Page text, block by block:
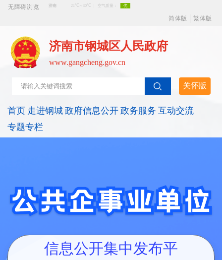
无障碍浏览
简体版
繁体版
济南市钢城区人民政府
www.gangcheng.gov.cn
关怀版
首页 走进钢城 政府信息公开 政务服务 互动交流
专题专栏
信息公开集中发布平